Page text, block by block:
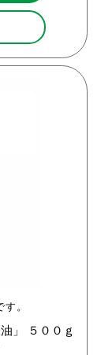
。
」
５００ｇ